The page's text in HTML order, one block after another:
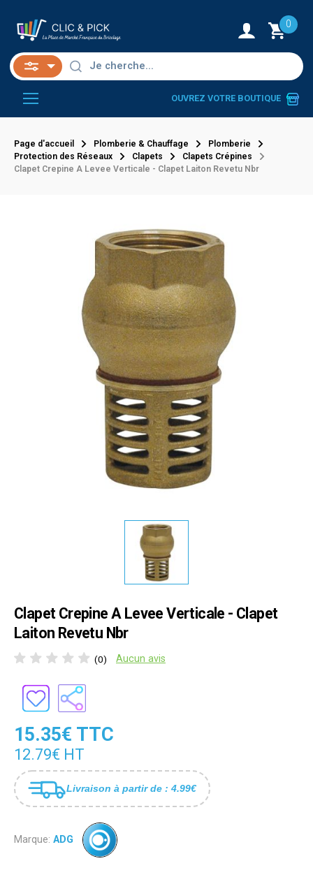
0
OUVREZ VOTRE BOUTIQUE
Page d'accueil Plomberie & Chauffage
Plomberie
Protection des Réseaux
Clapets
Clapets Crépines
Clapet Crepine A Levee Verticale - Clapet Laiton Revetu Nbr
Clapet Crepine A Levee Verticale - Clapet
Laiton Revetu Nbr
(0) Aucun avis
15.35€ TTC
12.79€ HT
Livraison à partir de : 4.99€
Marque: ADG